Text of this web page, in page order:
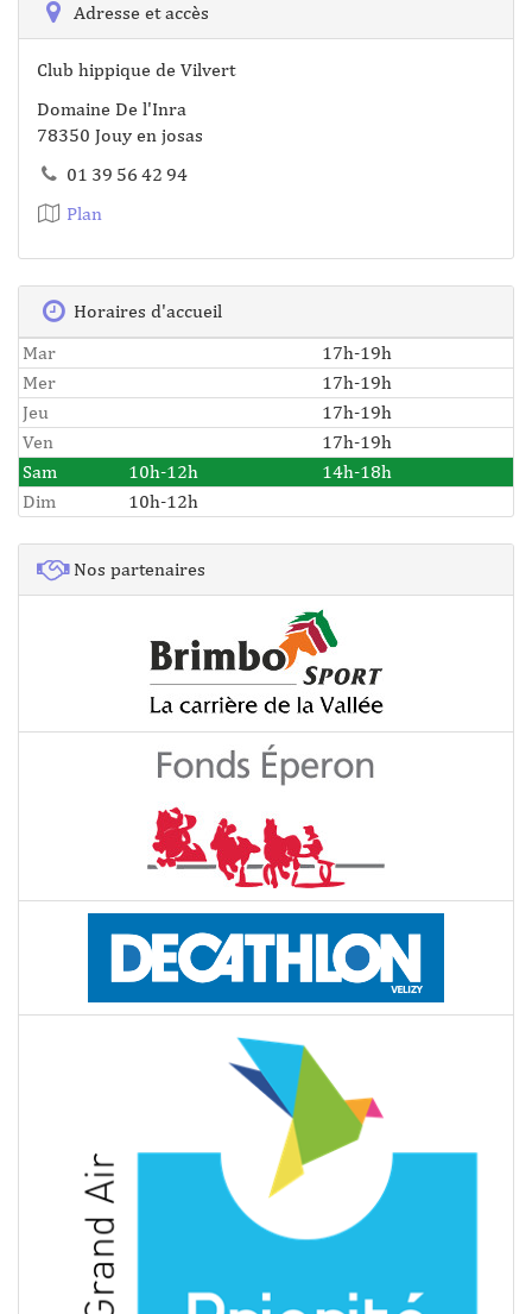
Adresse et accès
Club hippique de Vilvert
Domaine De l'Inra
78350 Jouy en josas
01 39 56 42 94
Plan
Horaires d'accueil
Mar
17h-19h
Mer
17h-19h
Jeu
17h-19h
Ven
17h-19h
Sam
10h-12h
14h-18h
Dim
10h-12h
Nos partenaires